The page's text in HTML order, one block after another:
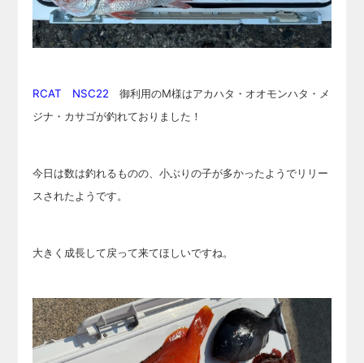
RCAT NSC22 御利用のM様はアカハタ・オオモンハタ・メ
ジナ・カサゴが釣れておりました！
今日は数は釣れるものの、小ぶりの子が多かったようでリリー
スされたようです。
大きく成長して戻って来てほしいですね。